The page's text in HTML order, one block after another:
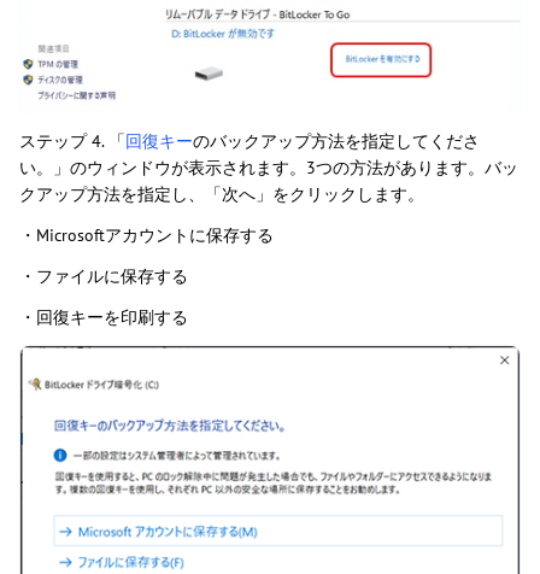
ステップ 4. 「回復キーのバックアップ方法を指定してくださ
い。」のウィンドウが表示されます。3つの方法があります。バッ
クアップ方法を指定し、「次へ」をクリックします。
・Microsoftアカウントに保存する
・ファイルに保存する
・回復キーを印刷する